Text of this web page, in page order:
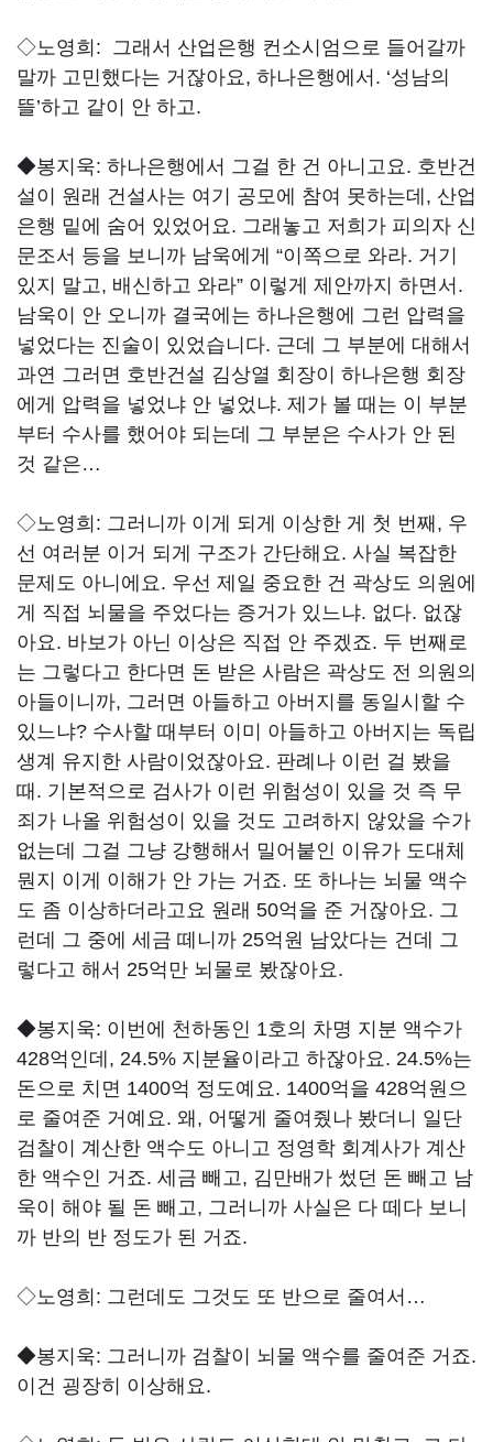
◇노영희: 그래서 산업은행 컨소시엄으로 들어갈까
말까 고민했다는 거잖아요, 하나은행에서. ‘성남의
뜰’하고 같이 안 하고.
◆봉지욱: 하나은행에서 그걸 한 건 아니고요. 호반건
설이 원래 건설사는 여기 공모에 참여 못하는데, 산업
은행 밑에 숨어 있었어요. 그래놓고 저희가 피의자 신
문조서 등을 보니까 남욱에게 “이쪽으로 와라. 거기
있지 말고, 배신하고 와라” 이렇게 제안까지 하면서.
남욱이 안 오니까 결국에는 하나은행에 그런 압력을
넣었다는 진술이 있었습니다. 근데 그 부분에 대해서
과연 그러면 호반건설 김상열 회장이 하나은행 회장
에게 압력을 넣었냐 안 넣었냐. 제가 볼 때는 이 부분
부터 수사를 했어야 되는데 그 부분은 수사가 안 된
것 같은…
◇노영희: 그러니까 이게 되게 이상한 게 첫 번째, 우
선 여러분 이거 되게 구조가 간단해요. 사실 복잡한
문제도 아니에요. 우선 제일 중요한 건 곽상도 의원에
게 직접 뇌물을 주었다는 증거가 있느냐. 없다. 없잖
아요. 바보가 아닌 이상은 직접 안 주겠죠. 두 번째로
는 그렇다고 한다면 돈 받은 사람은 곽상도 전 의원의
아들이니까, 그러면 아들하고 아버지를 동일시할 수
있느냐? 수사할 때부터 이미 아들하고 아버지는 독립
생계 유지한 사람이었잖아요. 판례나 이런 걸 봤을
때. 기본적으로 검사가 이런 위험성이 있을 것 즉 무
죄가 나올 위험성이 있을 것도 고려하지 않았을 수가
없는데 그걸 그냥 강행해서 밀어붙인 이유가 도대체
뭔지 이게 이해가 안 가는 거죠. 또 하나는 뇌물 액수
도 좀 이상하더라고요 원래 50억을 준 거잖아요. 그
런데 그 중에 세금 떼니까 25억원 남았다는 건데 그
렇다고 해서 25억만 뇌물로 봤잖아요.
◆봉지욱: 이번에 천하동인 1호의 차명 지분 액수가
428억인데, 24.5% 지분율이라고 하잖아요. 24.5%는
돈으로 치면 1400억 정도예요. 1400억을 428억원으
로 줄여준 거예요. 왜, 어떻게 줄여줬나 봤더니 일단
검찰이 계산한 액수도 아니고 정영학 회계사가 계산
한 액수인 거죠. 세금 빼고, 김만배가 썼던 돈 빼고 남
욱이 해야 될 돈 빼고, 그러니까 사실은 다 떼다 보니
까 반의 반 정도가 된 거죠.
◇노영희: 그런데도 그것도 또 반으로 줄여서…
◆봉지욱: 그러니까 검찰이 뇌물 액수를 줄여준 거죠.
이건 굉장히 이상해요.